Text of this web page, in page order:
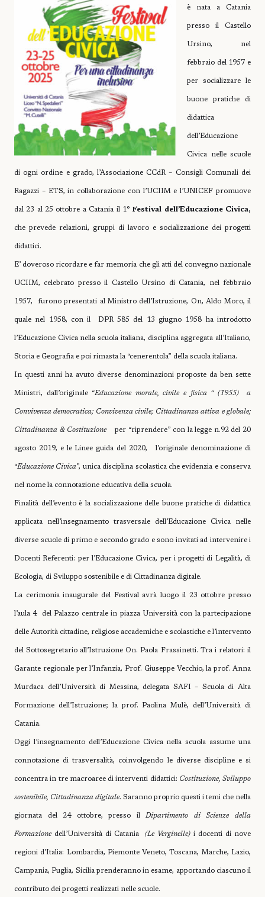
è nata a Catania
presso il Castello
Ursino, nel
febbraio del 1957 e
per socializzare le
buone pratiche di
didattica
dell’Educazione
Civica nelle scuole
di ogni ordine e grado, l’Associazione CCdR – Consigli Comunali dei
Ragazzi – ETS, in collaborazione con l’UCIIM e l’UNICEF promuove
dal 23 al 25 ottobre a Catania il 1°Festival dell’Educazione Civica,
che prevede relazioni, gruppi di lavoro e socializzazione dei progetti
didattici.
E’ doveroso ricordare e far memoria che gli atti del convegno nazionale
UCIIM, celebrato presso il Castello Ursino di Catania, nel febbraio
1957, furono presentati al Ministro dell’Istruzione, On, Aldo Moro, il
quale nel 1958, con il DPR 585 del 13 giugno 1958 ha introdotto
l’Educazione Civica nella scuola italiana, disciplina aggregata all’Italiano,
Storia e Geografia e poi rimasta la “cenerentola” della scuola italiana.
In questi anni ha avuto diverse denominazioni proposte da ben sette
Ministri, dall’originale “Educazione morale, civile e fisica “ (1955) a
Convivenza democratica; Convivenza civile; Cittadinanza attiva e globale;
Cittadinanza & Costituzione per “riprendere” con la legge n.92 del 20
agosto 2019, e le Linee guida del 2020, l’originale denominazione di
“Educazione Civica”, unica disciplina scolastica che evidenzia e conserva
nel nome la connotazione educativa della scuola.
Finalità dell’evento è la socializzazione delle buone pratiche di didattica
applicata nell’insegnamento trasversale dell’Educazione Civica nelle
diverse scuole di primo e secondo grado e sono invitati ad intervenire i
Docenti Referenti: per l’Educazione Civica, per i progetti di Legalità, di
Ecologia, di Sviluppo sostenibile e di Cittadinanza digitale.
La cerimonia inaugurale del Festival avrà luogo il 23 ottobre presso
l’aula 4 del Palazzo centrale in piazza Università con la partecipazione
delle Autorità cittadine, religiose accademiche e scolastiche e l’intervento
del Sottosegretario all’Istruzione On. Paola Frassinetti. Tra i relatori: il
Garante regionale per l’Infanzia, Prof. Giuseppe Vecchio, la prof. Anna
Murdaca dell’Università di Messina, delegata SAFI – Scuola di Alta
Formazione dell’Istruzione; la prof. Paolina Mulè, dell’Università di
Catania.
Oggi l’insegnamento dell’Educazione Civica nella scuola assume una
connotazione di trasversalità, coinvolgendo le diverse discipline e si
concentra in tre macroaree di interventi didattici: Costituzione, Sviluppo
sostenibile, Cittadinanza digitale. Saranno proprio questi i temi che nella
giornata del 24 ottobre, presso ilDipartimento di Scienze della
Formazionedell’Università di Catania (Le Verginelle) i docenti di nove
regioni d’Italia: Lombardia, Piemonte Veneto, Toscana, Marche, Lazio,
Campania, Puglia, Sicilia prenderanno in esame, apportando ciascuno il
contributo dei progetti realizzati nelle scuole.